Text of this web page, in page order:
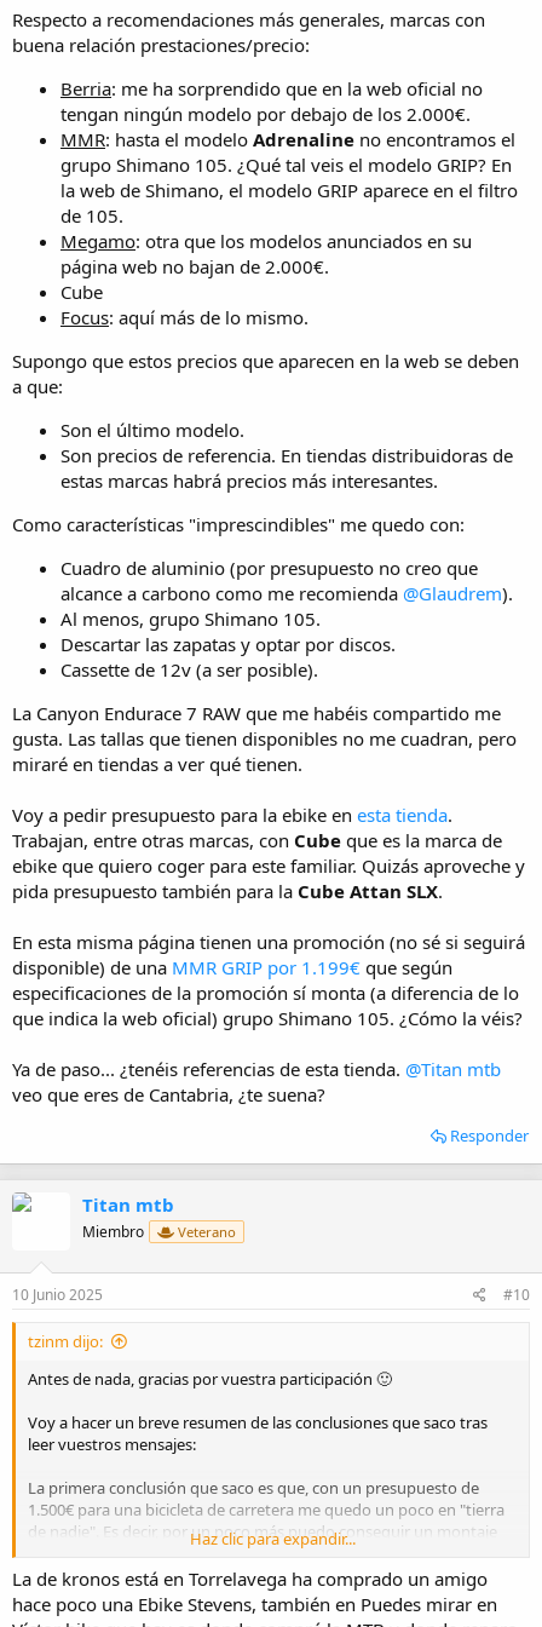
Respecto a recomendaciones más generales, marcas con
buena relación prestaciones/precio:
Berria: me ha sorprendido que en la web oficial no
tengan ningún modelo por debajo de los 2.000€.
MMR: hasta el modelo Adrenaline no encontramos el
grupo Shimano 105. ¿Qué tal veis el modelo GRIP? En
la web de Shimano, el modelo GRIP aparece en el filtro
de 105.
Megamo: otra que los modelos anunciados en su
página web no bajan de 2.000€.
Cube
Focus: aquí más de lo mismo.
Supongo que estos precios que aparecen en la web se deben
a que:
Son el último modelo.
Son precios de referencia. En tiendas distribuidoras de
estas marcas habrá precios más interesantes.
Como características "imprescindibles" me quedo con:
Cuadro de aluminio (por presupuesto no creo que
alcance a carbono como me recomienda @Glaudrem).
Al menos, grupo Shimano 105.
Descartar las zapatas y optar por discos.
Cassette de 12v (a ser posible).
La Canyon Endurace 7 RAW que me habéis compartido me
gusta. Las tallas que tienen disponibles no me cuadran, pero
miraré en tiendas a ver qué tienen.
Voy a pedir presupuesto para la ebike en esta tienda.
Trabajan, entre otras marcas, con Cube que es la marca de
ebike que quiero coger para este familiar. Quizás aproveche y
pida presupuesto también para la Cube Attan SLX.
En esta misma página tienen una promoción (no sé si seguirá
disponible) de una MMR GRIP por 1.199€ que según
especificaciones de la promoción sí monta (a diferencia de lo
que indica la web oficial) grupo Shimano 105. ¿Cómo la véis?
Ya de paso... ¿tenéis referencias de esta tienda. @Titan mtb
veo que eres de Cantabria, ¿te suena?
Responder
Titan mtb
Miembro Veterano
10 Junio 2025 #10
tzinm dijo:
Antes de nada, gracias por vuestra participación 🙂
Voy a hacer un breve resumen de las conclusiones que saco tras
leer vuestros mensajes:
La primera conclusión que saco es que, con un presupuesto de
1.500€ para una bicicleta de carretera me quedo un poco en "tierra
de nadie". Es decir, por un poco más puedo conseguir un montaje
más que decente para tirar durante años. No obstante, teniendo en
cuenta que es mi primera bicicleta de carretera y no sé si me
aficionaré a esta modalidad. Me gustaría ceñirme al presupuesto
máximo que me he marcado de 1.500€ (aunque si puedo conseguir
Haz clic para expandir...
La de kronos está en Torrelavega ha comprado un amigo
hace poco una Ebike Stevens, también en Puedes mirar en